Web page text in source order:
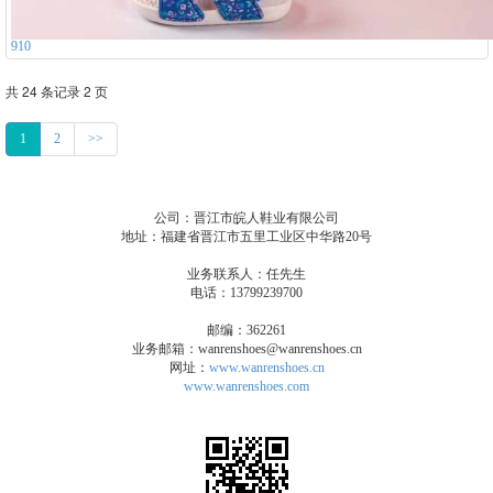
910
共 24 条记录 2 页
1 2 >>
公司：晋江市皖人鞋业有限公司
地址：福建省晋江市五里工业区中华路20号
业务联系人：任先生
电话：13799239700
邮编：362261
业务邮箱：wanrenshoes@wanrenshoes.cn
网址： www.wanrenshoes.cn
www.wanrenshoes.com